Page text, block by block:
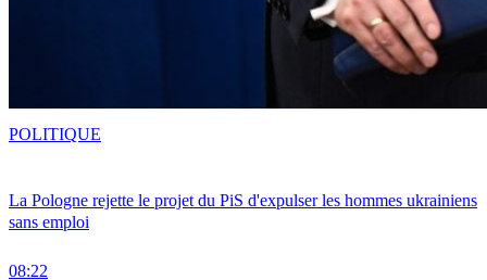
La Pologne rejette le projet du PiS d'expulser les hommes ukrainiens
sans emploi
08:22
POLITIQUE